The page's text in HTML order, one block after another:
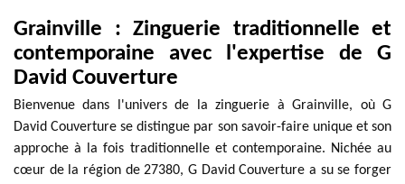
Grainville : Zinguerie traditionnelle et
contemporaine avec l'expertise de G
David Couverture
Bienvenue dans l'univers de la zinguerie à Grainville, où G
David Couverture se distingue par son savoir-faire unique et son
approche à la fois traditionnelle et contemporaine. Nichée au
cœur de la région de 27380, G David Couverture a su se forger